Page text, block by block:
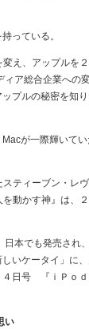
っている。
え、アップルを
ア総合企業への
プルの秘密を知
が一際輝いて
ティーブン・レ
動かす神』は、
本でも発売され
いケータイ」に
日号 『ｉＰｏ
い